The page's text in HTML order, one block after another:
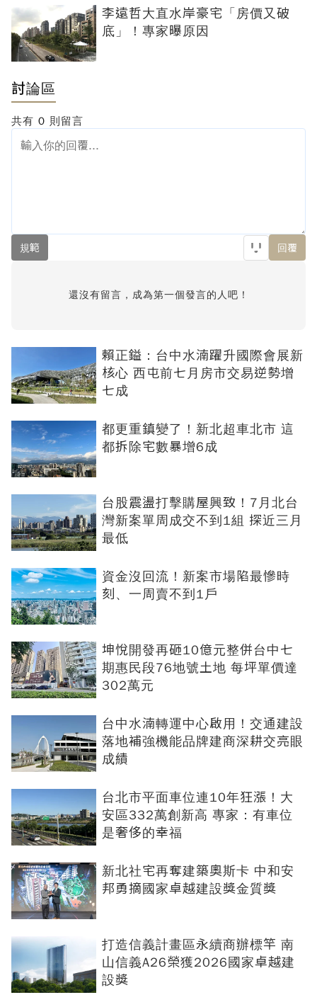
李遠哲大直水岸豪宅「房價又破
底」！專家曝原因
討論區
共有 0 則留言
規範 回覆
還沒有留言，成為第一個發言的人吧！
賴正鎰：台中水湳躍升國際會展新
核心 西屯前七月房市交易逆勢增
七成
都更重鎮變了！新北超車北市 這
都拆除宅數暴增6成
台股震盪打擊購屋興致！7月北台
灣新案單周成交不到1組 探近三月
最低
資金沒回流！新案市場陷最慘時
刻、一周賣不到1戶
坤悅開發再砸10億元整併台中七
期惠民段76地號土地 每坪單價達
302萬元
台中水湳轉運中心啟用！交通建設
落地補強機能品牌建商深耕交亮眼
成績
台北市平面車位連10年狂漲！大
安區332萬創新高 專家：有車位
是奢侈的幸福
新北社宅再奪建築奧斯卡 中和安
邦勇摘國家卓越建設獎金質獎
打造信義計畫區永續商辦標竿 南
山信義A26榮獲2026國家卓越建
設獎